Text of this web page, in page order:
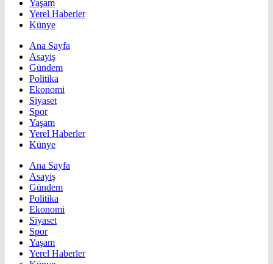
Yaşam
Yerel Haberler
Künye
Ana Sayfa
Asayiş
Gündem
Politika
Ekonomi
Siyaset
Spor
Yaşam
Yerel Haberler
Künye
Ana Sayfa
Asayiş
Gündem
Politika
Ekonomi
Siyaset
Spor
Yaşam
Yerel Haberler